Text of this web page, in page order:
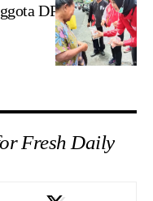
DPRD Ini
Fresh Daily